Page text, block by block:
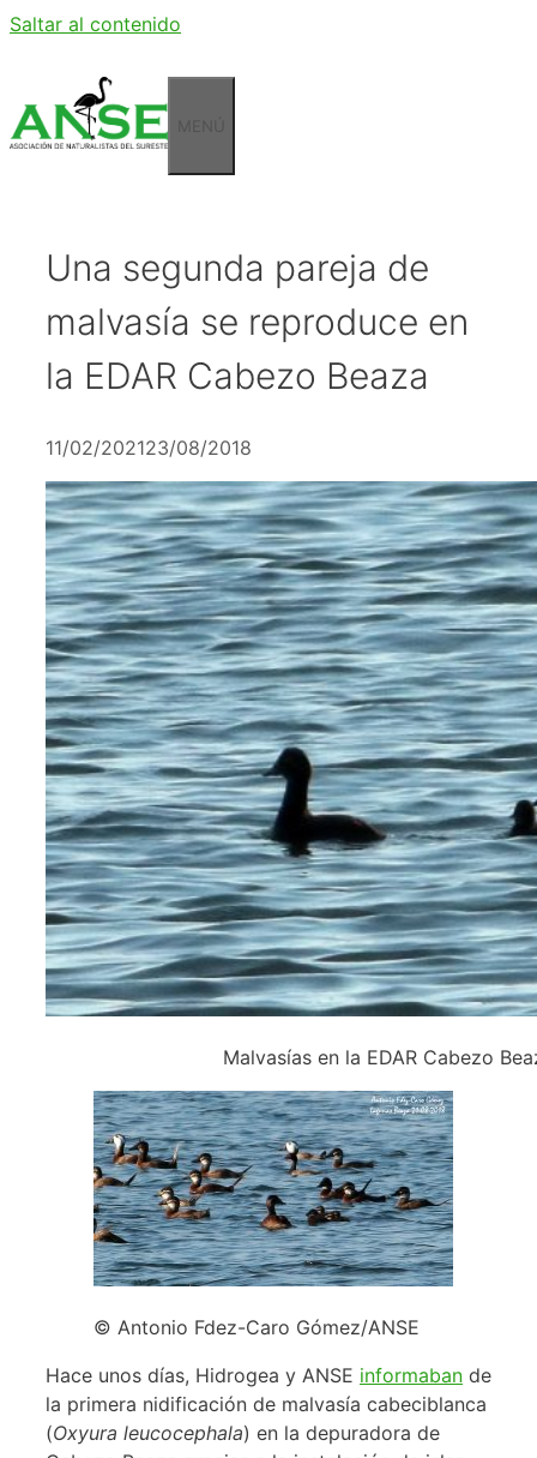
Saltar al contenido
Una segunda pareja de
malvasía se reproduce en
la EDAR Cabezo Beaza
11/02/202123/08/2018
Malvasías en la EDAR Cabezo
© Antonio Fdez-Caro Gómez/ANSE
Hace unos días, Hidrogea y ANSE informaban de
la primera nidificación de malvasía cabeciblanca
(Oxyura leucocephala) en la depuradora de